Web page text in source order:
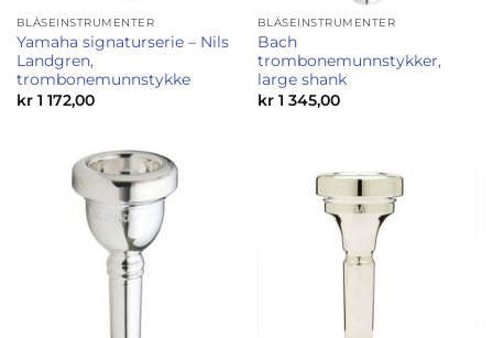
BLÅSEINSTRUMENTER
Yamaha signaturserie – Nils
Landgren,
trombonemunnstykke
kr1 172,00
BLÅSEINSTRUMENTER
Bach
trombonemunnstykker,
large shank
kr1 345,00